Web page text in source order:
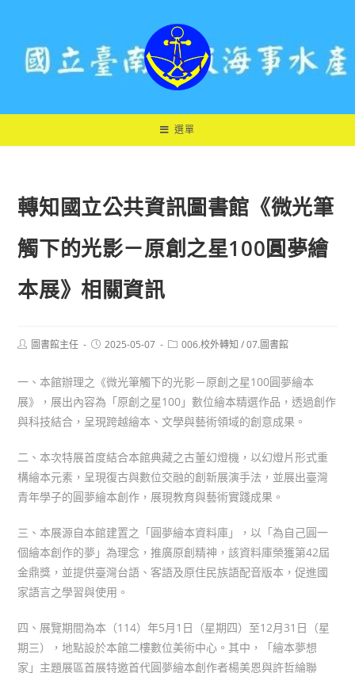
選單
轉知國立公共資訊圖書館《微光筆
觸下的光影－原創之星100圓夢繪
本展》相關資訊
Post圖書館主任
Post2025-05-07
Post006.校外轉知 / 07.圖書館
一、本館辦理之《微光筆觸下的光影－原創之星100圓夢繪本
展》，展出內容為「原創之星100」數位繪本精選作品，透過創作
與科技結合，呈現跨越繪本、文學與藝術領域的創意成果。
二、本次特展首度結合本館典藏之古董幻燈機，以幻燈片形式重
構繪本元素，呈現復古與數位交融的創新展演手法，並展出臺灣
青年學子的圓夢繪本創作，展現教育與藝術實踐成果。
三、本展源自本館建置之「圓夢繪本資料庫」，以「為自己圓一
個繪本創作的夢」為理念，推廣原創精神，該資料庫榮獲第42屆
金鼎獎，並提供臺灣台語、客語及原住民族語配音版本，促進國
家語言之學習與使用。
四、展覽期間為本（114）年5月1日（星期四）至12月31日（星
期三），地點設於本館二樓數位美術中心。其中，「繪本夢想
家」主題展區首展特邀首代圓夢繪本創作者楊美恩與許哲綸聯